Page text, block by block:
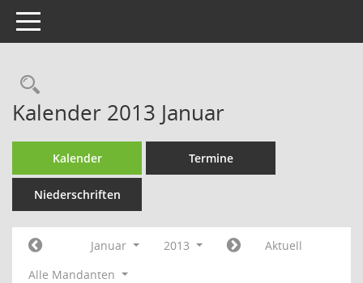
Toggle navigation
Rechercheauswahl
Kalender 2013 Januar
Kalender Termine
Niederschriften
Januar 2013
Aktuell
Alle Mandanten